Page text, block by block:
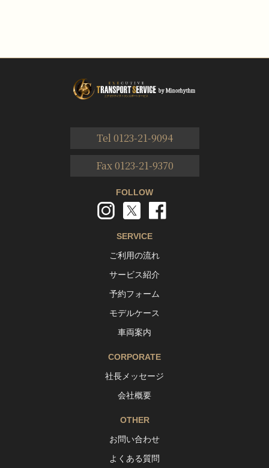
Tel 0123-21-9094
Fax 0123-21-9370
FOLLOW
SERVICE
ご利用の流れ
サービス紹介
予約フォーム
モデルケース
車両案内
CORPORATE
社長メッセージ
会社概要
OTHER
お問い合わせ
よくある質問